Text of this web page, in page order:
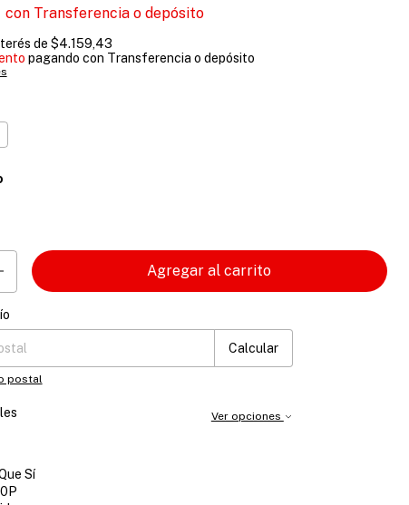
con Transferencia o depósito
de $4.159,43
pagando con Transferencia o depósito
Calcular
postal
Ver opciones
Sí